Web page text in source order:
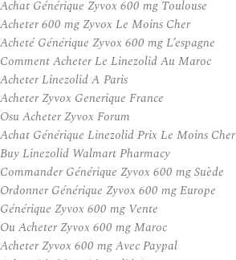
Achat Générique Zyvox 600 mg Toulouse
Acheter 600 mg Zyvox Le Moins Cher
Acheté Générique Zyvox 600 mg L’espagne
Comment Acheter Le Linezolid Au Maroc
Acheter Linezolid A Paris
Acheter Zyvox Generique France
Osu Acheter Zyvox Forum
Achat Générique Linezolid Prix Le Moins Cher
Buy Linezolid Walmart Pharmacy
Commander Générique Zyvox 600 mg Suède
Ordonner Générique Zyvox 600 mg Europe
Générique Zyvox 600 mg Vente
Ou Acheter Zyvox 600 mg Maroc
Acheter Zyvox 600 mg Avec Paypal